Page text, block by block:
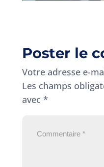
Poster le
Votre adresse e-
Les champs
avec *